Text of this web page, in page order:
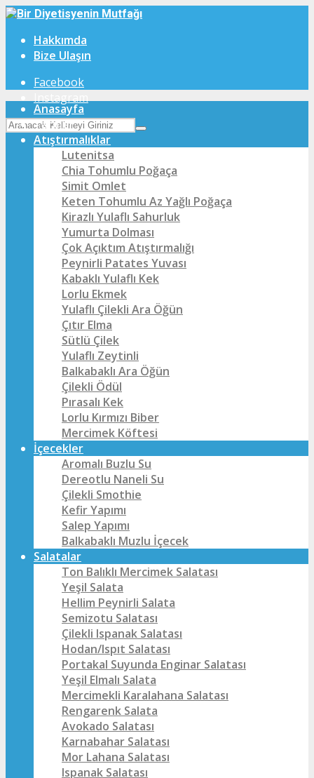
Hakkımda
Bize Ulaşın
Facebook
Instagram
Anasayfa
Tarifler
Atıştırmalıklar
Lutenitsa
Chia Tohumlu Poğaça
Simit Omlet
Keten Tohumlu Az Yağlı Poğaça
Kirazlı Yulaflı Sahurluk
Yumurta Dolması
Çok Açıktım Atıştırmalığı
Peynirli Patates Yuvası
Kabaklı Yulaflı Kek
Lorlu Ekmek
Yulaflı Çilekli Ara Öğün
Çıtır Elma
Sütlü Çilek
Yulaflı Zeytinli
Balkabaklı Ara Öğün
Çilekli Ödül
Pırasalı Kek
Lorlu Kırmızı Biber
Mercimek Köftesi
İçecekler
Aromalı Buzlu Su
Dereotlu Naneli Su
Çilekli Smothie
Kefir Yapımı
Salep Yapımı
Balkabaklı Muzlu İçecek
Salatalar
Ton Balıklı Mercimek Salatası
Yeşil Salata
Hellim Peynirli Salata
Semizotu Salatası
Çilekli Ispanak Salatası
Hodan/Ispıt Salatası
Portakal Suyunda Enginar Salatası
Yeşil Elmalı Salata
Mercimekli Karalahana Salatası
Rengarenk Salata
Avokado Salatası
Karnabahar Salatası
Mor Lahana Salatası
Ispanak Salatası